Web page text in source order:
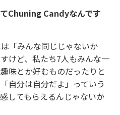
Chuning Candyなんです
「みんな同じじゃないか
けど、私たち7人もみんな一
味とか好むものだったりと
自分は自分だよ」っていう
してもらえるんじゃないか